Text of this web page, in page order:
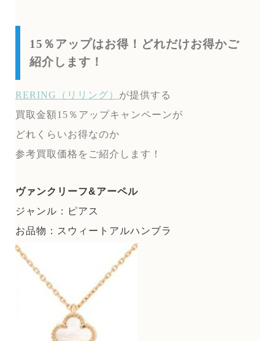
15％アップはお得！どれだけお得かご
紹介します！
RERING（リリング） が提供する
買取金額15％アップキャンペーンが
どれくらいお得なのか
参考買取価格をご紹介します！
ヴァンクリーフ&アーペル
ジャンル：ピアス
お品物：スウィートアルハンブラ